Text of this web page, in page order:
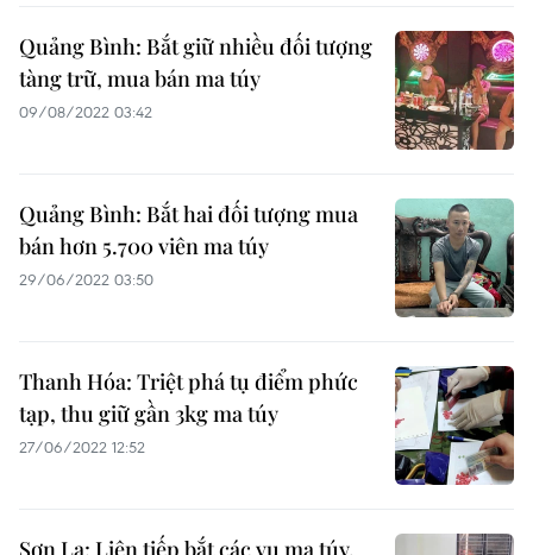
Quảng Bình: Bắt giữ nhiều đối tượng
tàng trữ, mua bán ma túy
09/08/2022 03:42
Quảng Bình: Bắt hai đối tượng mua
bán hơn 5.700 viên ma túy
29/06/2022 03:50
Thanh Hóa: Triệt phá tụ điểm phức
tạp, thu giữ gần 3kg ma túy
27/06/2022 12:52
Sơn La: Liên tiếp bắt các vụ ma túy,